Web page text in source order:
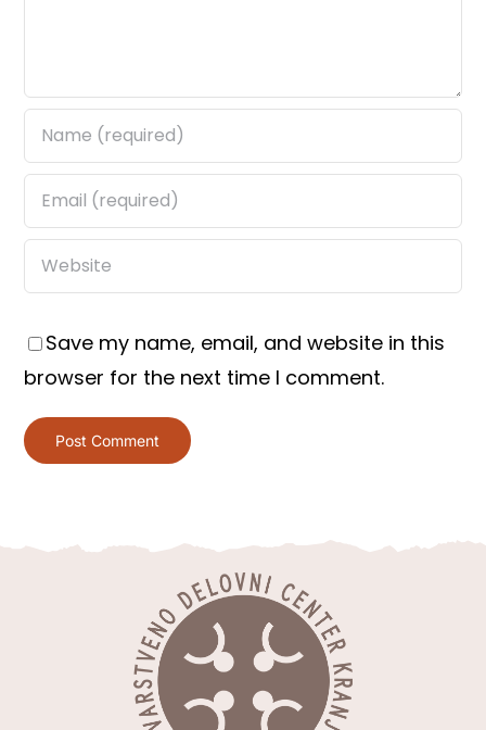
Save my name, email, and website in this
browser for the next time I comment.